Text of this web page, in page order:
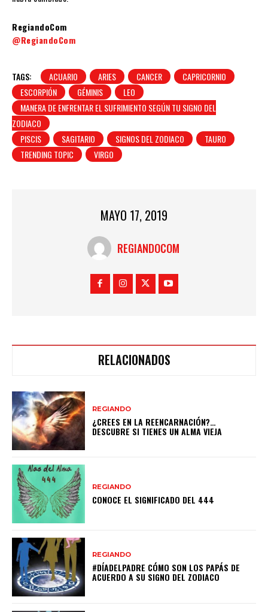
RegiandoCom
@RegiandoCom
TAGS: ACUARIO ARIES CANCER
CAPRICORNIO
ESCORPIÓN
GÉMINIS
LEO
MANERA DE ENFRENTAR EL SUFRIMIENTO SEGÚN TU SIGNO DEL
ZODIACO
PISCIS
SAGITARIO SIGNOS DEL ZODIACO
TAURO
TRENDING TOPIC
VIRGO
MAYO 17, 2019
REGIANDOCOM
RELACIONADOS
REGIANDO
¿CREES EN LA REENCARNACIÓN?…
DESCUBRE SI TIENES UN ALMA VIEJA
REGIANDO
CONOCE EL SIGNIFICADO DEL 444
REGIANDO
#DÍADELPADRE CÓMO SON LOS PAPÁS DE
ACUERDO A SU SIGNO DEL ZODIACO